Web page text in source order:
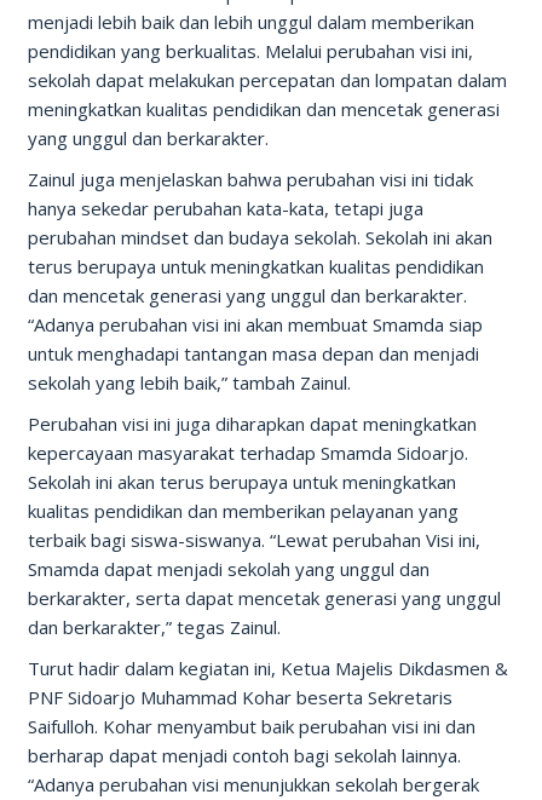
menjadi lebih baik dan lebih unggul dalam memberikan
pendidikan yang berkualitas. Melalui perubahan visi ini,
sekolah dapat melakukan percepatan dan lompatan dalam
meningkatkan kualitas pendidikan dan mencetak generasi
yang unggul dan berkarakter.
Zainul juga menjelaskan bahwa perubahan visi ini tidak
hanya sekedar perubahan kata-kata, tetapi juga
perubahan mindset dan budaya sekolah. Sekolah ini akan
terus berupaya untuk meningkatkan kualitas pendidikan
dan mencetak generasi yang unggul dan berkarakter.
“Adanya perubahan visi ini akan membuat Smamda siap
untuk menghadapi tantangan masa depan dan menjadi
sekolah yang lebih baik,” tambah Zainul.
Perubahan visi ini juga diharapkan dapat meningkatkan
kepercayaan masyarakat terhadap Smamda Sidoarjo.
Sekolah ini akan terus berupaya untuk meningkatkan
kualitas pendidikan dan memberikan pelayanan yang
terbaik bagi siswa-siswanya. “Lewat perubahan Visi ini,
Smamda dapat menjadi sekolah yang unggul dan
berkarakter, serta dapat mencetak generasi yang unggul
dan berkarakter,” tegas Zainul.
Turut hadir dalam kegiatan ini, Ketua Majelis Dikdasmen &
PNF Sidoarjo Muhammad Kohar beserta Sekretaris
Saifulloh. Kohar menyambut baik perubahan visi ini dan
berharap dapat menjadi contoh bagi sekolah lainnya.
“Adanya perubahan visi menunjukkan sekolah bergerak